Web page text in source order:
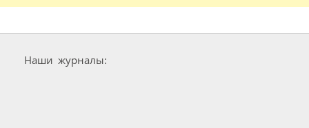
Наши журналы: